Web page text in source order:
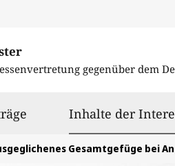
gegenüber dem
Inhalte der
Gesamtgefüge bei Anpassungen der Richtlinie 2013/11/EU (ADR-Richtlinie)